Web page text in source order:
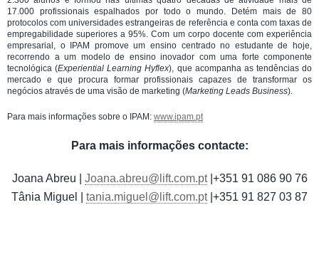
17.000 profissionais espalhados por todo o mundo. Detém mais de 80
protocolos com universidades estrangeiras de referência e conta com taxas de
empregabilidade superiores a 95%. Com um corpo docente com experiência
empresarial, o IPAM promove um ensino centrado no estudante de hoje,
recorrendo a um modelo de ensino inovador com uma forte componente
tecnológica (Experiential Learning Hyflex), que acompanha as tendências do
mercado e que procura formar profissionais capazes de transformar os
negócios através de uma visão de marketing (Marketing Leads Business).
Para mais informações sobre o IPAM: www.ipam.pt
Para mais informações contacte:
Joana Abreu | Joana.abreu@lift.com.pt|+351 91 086 90 76
Tânia Miguel | tania.miguel@lift.com.pt|+351 91 827 03 87